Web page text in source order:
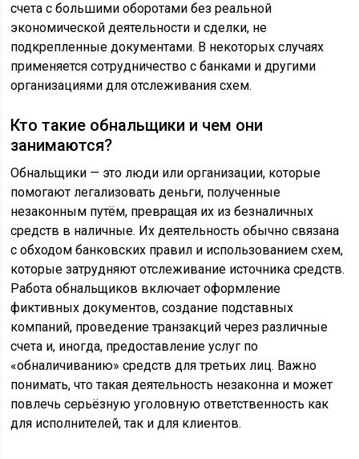
счета с большими оборотами без реальной
экономической деятельности и сделки, не
подкрепленные документами. В некоторых случаях
применяется сотрудничество с банками и другими
организациями для отслеживания схем.
Кто такие обнальщики и чем они
занимаются?
Обнальщики — это люди или организации, которые
помогают легализовать деньги, полученные
незаконным путём, превращая их из безналичных
средств в наличные. Их деятельность обычно связана
с обходом банковских правил и использованием схем,
которые затрудняют отслеживание источника средств.
Работа обнальщиков включает оформление
фиктивных документов, создание подставных
компаний, проведение транзакций через различные
счета и, иногда, предоставление услуг по
«обналичиванию» средств для третьих лиц. Важно
понимать, что такая деятельность незаконна и может
повлечь серьёзную уголовную ответственность как
для исполнителей, так и для клиентов.